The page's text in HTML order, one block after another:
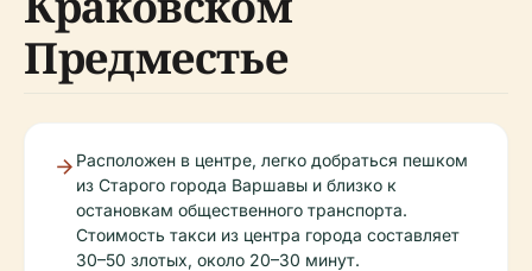
Предместье
Расположен в центре, легко добраться пешком
из Старого города Варшавы и близко к
остановкам общественного транспорта.
Стоимость такси из центра города составляет
30–50 злотых, около 20–30 минут.